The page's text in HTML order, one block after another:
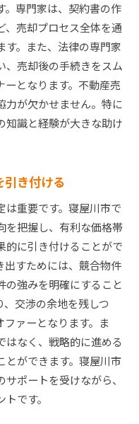
。専門家は、契約書の作
、売却プロセス全体を通
す。また、法律の専門家
、売却後の手続きをスム
ーとなります。不動産売
力が欠かせません。特に
知識と経験が大きな助け
引き付ける
は重要です。寝屋川市で
を把握し、有利な価格帯
的に引き付けることがで
出すためには、競合物件
の強みを明確にすること
交渉の余地を残しつ
ァーとなります。ま
はなく、戦略的に進める
とができます。寝屋川市
ポートを受けながら、
です。